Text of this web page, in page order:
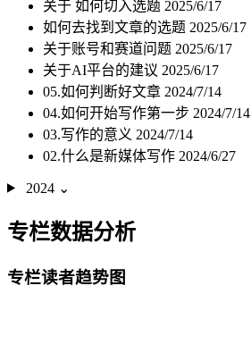
关于 如何切入选题 2025/6/17
如何去找到文章的选题 2025/6/17
关于账号和赛道问题 2025/6/17
关于AI平台的建议 2025/6/17
05.如何判断好文章 2024/7/14
04.如何开始写作第一步 2024/7/14
03.写作的意义 2024/7/14
02.什么是新媒体写作 2024/6/27
2024 ⌄
专栏数据分析
专栏读者趋势图